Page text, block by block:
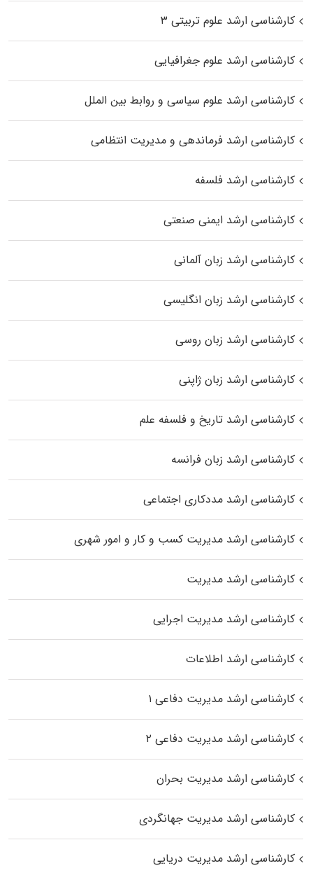
کارشناسی ارشد علوم تربیتی ۳
کارشناسی ارشد علوم جغرافیایی
کارشناسی ارشد علوم سیاسی و روابط بین الملل
کارشناسی ارشد فرماندهی و مدیریت انتظامی
کارشناسی ارشد فلسفه
کارشناسی ارشد ایمنی صنعتی
کارشناسی ارشد زبان آلمانی
کارشناسی ارشد زبان انگلیسی
کارشناسی ارشد زبان روسی
کارشناسی ارشد زبان ژاپنی
کارشناسی ارشد تاریخ و فلسفه علم
کارشناسی ارشد زبان فرانسه
کارشناسی ارشد مددکاری اجتماعی
کارشناسی ارشد مدیریت کسب و کار و امور شهری
کارشناسی ارشد مدیریت
کارشناسی ارشد مدیریت اجرایی
کارشناسی ارشد اطلاعات
کارشناسی ارشد مدیریت دفاعی ۱
کارشناسی ارشد مدیریت دفاعی ۲
کارشناسی ارشد مدیریت بحران
کارشناسی ارشد مدیریت جهانگردی
کارشناسی ارشد مدیریت دریایی